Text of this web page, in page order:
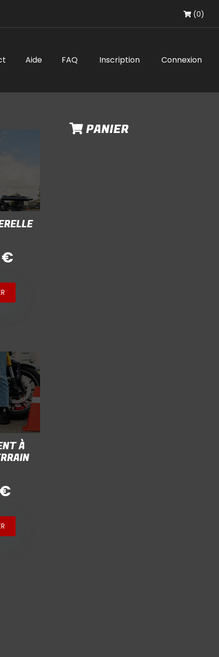
(0)
Aide FAQ Inscription Connexion
€
À
PANIER